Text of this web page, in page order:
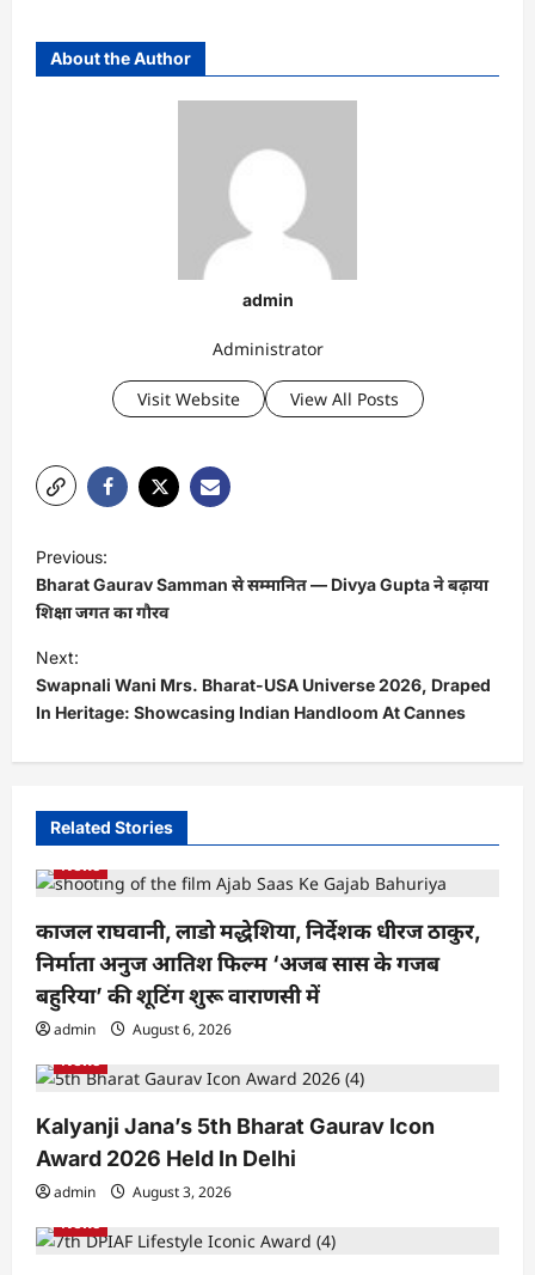
About the Author
admin
Administrator
Visit Website View All Posts
P
o
s
t
n
a
v
g
a
i
o
n
Previous:
Bharat Gaurav Samman से सम्मानित — Divya Gupta ने बढ़ाया
शिक्षा जगत का गौरव
Next:
Swapnali Wani Mrs. Bharat-USA Universe 2026, Draped
In Heritage: Showcasing Indian Handloom At Cannes
Related Stories
News
काजल राघवानी, लाडो मद्धेशिया, निर्देशक धीरज ठाकुर,
निर्माता अनुज आतिश फिल्म ‘अजब सास के गजब
बहुरिया’ की शूटिंग शुरू वाराणसी में
admin
August 6, 2026
News
Kalyanji Jana’s 5th Bharat Gaurav Icon
Award 2026 Held In Delhi
admin
August 3, 2026
News